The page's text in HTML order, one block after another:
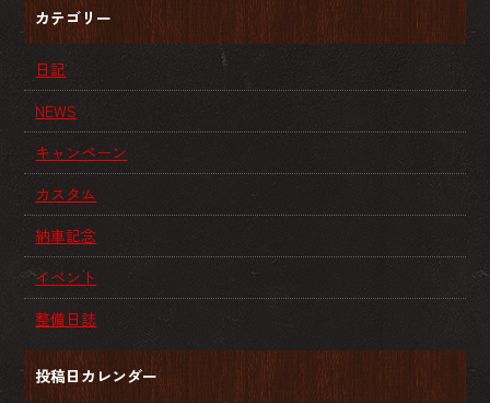
カテゴリー
日記
NEWS
キャンペーン
カスタム
納車記念
イベント
整備日誌
投稿日カレンダー